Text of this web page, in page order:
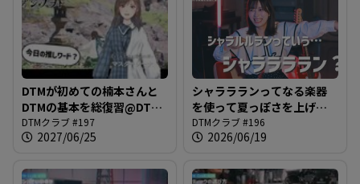
DTMが初めての楠本さんと
DTMの基本を総復習@DTM
クラブ #197
DTMクラブ #197
2027/06/25
シャララランってなる楽器
を使って夏っぽさを上げて
いこう@DTMクラブ #196
DTMクラブ #196
2026/06/19